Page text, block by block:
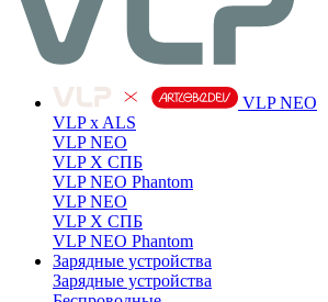
VLP NEO
VLP x ALS
VLP NEO
VLP X СПБ
VLP NEO Phantom
VLP NEO
VLP X СПБ
VLP NEO Phantom
Зарядные устройства
Зарядные устройства